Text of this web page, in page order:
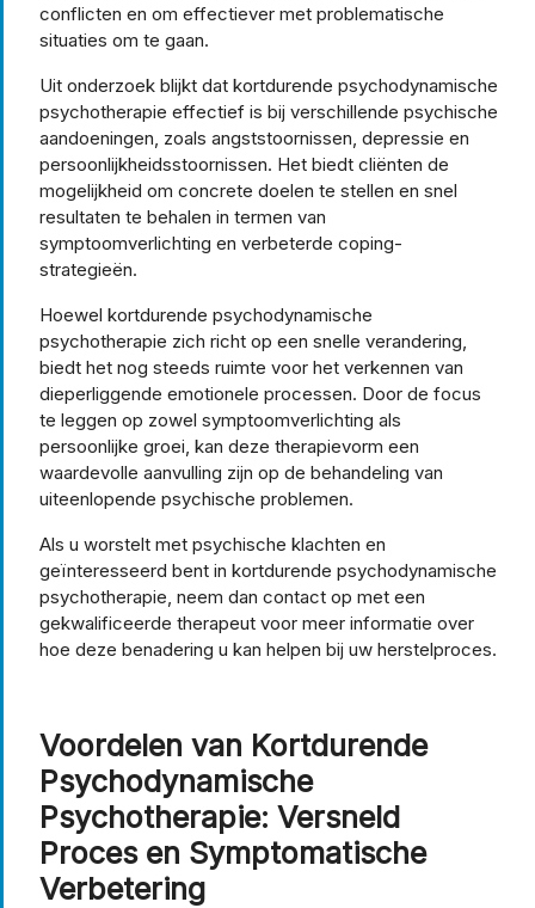
conflicten en om effectiever met problematische
situaties om te gaan.
Uit onderzoek blijkt dat kortdurende psychodynamische
psychotherapie effectief is bij verschillende psychische
aandoeningen, zoals angststoornissen, depressie en
persoonlijkheidsstoornissen. Het biedt cliënten de
mogelijkheid om concrete doelen te stellen en snel
resultaten te behalen in termen van
symptoomverlichting en verbeterde coping-
strategieën.
Hoewel kortdurende psychodynamische
psychotherapie zich richt op een snelle verandering,
biedt het nog steeds ruimte voor het verkennen van
dieperliggende emotionele processen. Door de focus
te leggen op zowel symptoomverlichting als
persoonlijke groei, kan deze therapievorm een
waardevolle aanvulling zijn op de behandeling van
uiteenlopende psychische problemen.
Als u worstelt met psychische klachten en
geïnteresseerd bent in kortdurende psychodynamische
psychotherapie, neem dan contact op met een
gekwalificeerde therapeut voor meer informatie over
hoe deze benadering u kan helpen bij uw herstelproces.
Voordelen van Kortdurende
Psychodynamische
Psychotherapie: Versneld
Proces en Symptomatische
Verbetering